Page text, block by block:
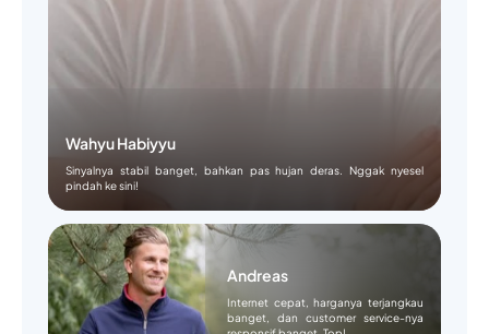
Wahyu Habiyyu
Sinyalnya stabil banget, bahkan pas hujan deras. Nggak nyesel
pindah ke sini!
Andreas
Internet cepat, harganya terjangkau
banget, dan customer service-nya